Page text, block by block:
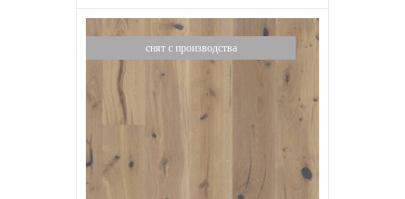
снят с производства